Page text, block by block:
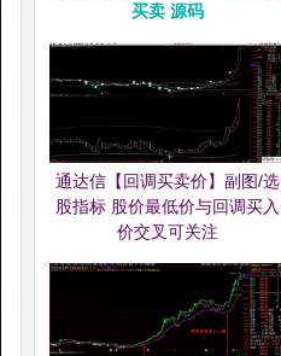
买卖 源码
通达信【回调买卖价】副图/选
股指标 股价最低价与回调买入
价交叉可关注